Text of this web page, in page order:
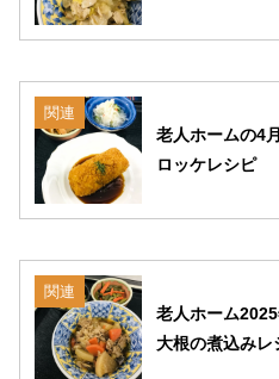
関連
老人ホームの4
ロッケレシピ
関連
老人ホーム
大根の煮込みレ